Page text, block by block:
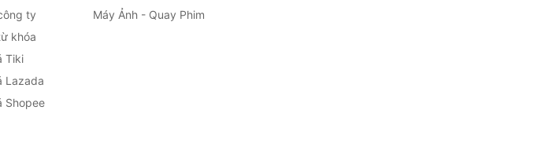
ty
khóa
Tiki
Lazada
Shopee
Máy Ảnh - Quay Phim